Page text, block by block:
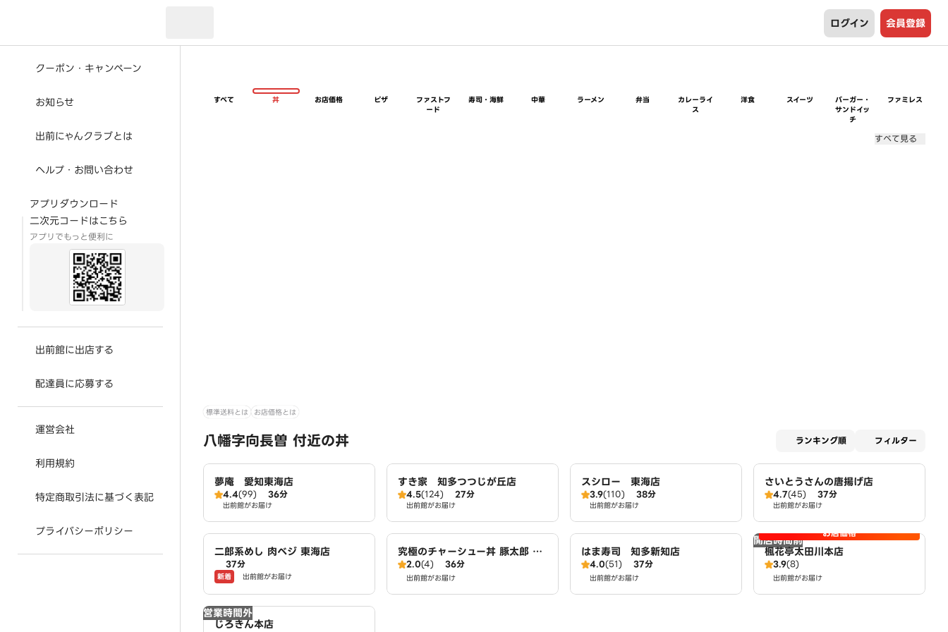
ログイン 会員登録
クーポン・キャンペーン
お知らせ
出前にゃんクラブとは
ヘルプ・お問い合わせ
アプリダウンロード
二次元コードはこちら
アプリでもっと便利に
出前館に出店する
配達員に応募する
運営会社
利用規約
特定商取引法に基づく表記
プライバシーポリシー
すべて 丼 お店価格 ピザ
ファストフ
ード
寿司・海鮮 中華 ラーメン 弁当
カレーライ
ス
洋食 スイーツ
バーガー・
サンドイッ
チ
ファミレス
すべて見る
標準送料とは お店価格とは
八幡字向長曽 付近の丼 ランキング順 フィルター
夢庵 愛知東海店
4.4(99) 36分
出前館がお届け
すき家 知多つつじが丘店
4.5(124) 27分
出前館がお届け
スシロー 東海店
3.9(110) 38分
出前館がお届け
さいとうさんの唐揚げ店
4.7(45) 37分
出前館がお届け
二郎系めし 肉ベジ 東海店
37分
新着 出前館がお届け
究極のチャーシュー丼 豚太郎 東
海店
2.0(4) 36分
出前館がお届け
はま寿司 知多新知店
4.0(51) 37分
出前館がお届け
開店時間前 お店価格
楓花亭太田川本店
3.9(8)
出前館がお届け
営業時間外
じろきん本店